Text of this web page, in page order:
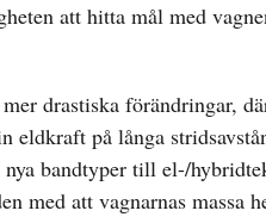
att hitta mål med
drastiska förändringar,
på långa
bandtyper till el-/
med att vagnarnas massa